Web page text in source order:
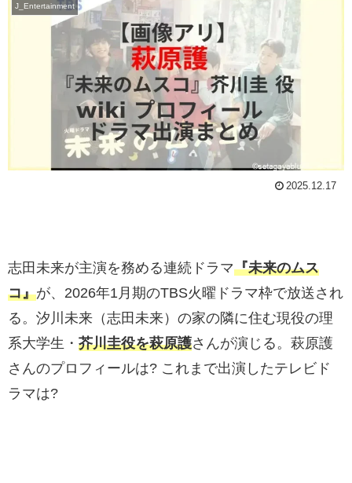
J_Entertainment
2025.12.17
志田未来が主演を務める連続ドラマ『未来のムス
コ』が、2026年1月期のTBS火曜ドラマ枠で放送され
る。汐川未来（志田未来）の家の隣に住む現役の理
系大学生・ 芥川圭役を萩原護さんが演じる。萩原護
さんのプロフィールは? これまで出演したテレビド
ラマは?